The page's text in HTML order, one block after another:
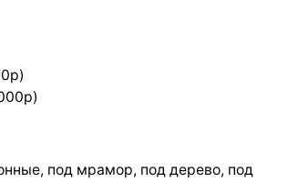
под мрамор, под дерево, под